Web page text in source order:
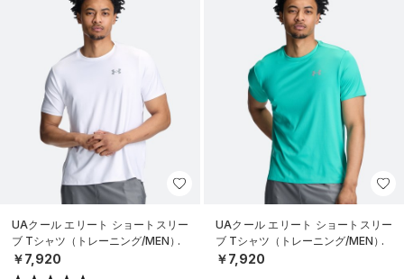
UAクール エリート ショートスリー
ブ Tシャツ（トレーニング/MEN）
￥7,920
UAクール エリート ショートスリー
ブ Tシャツ（トレーニング/MEN）
￥7,920